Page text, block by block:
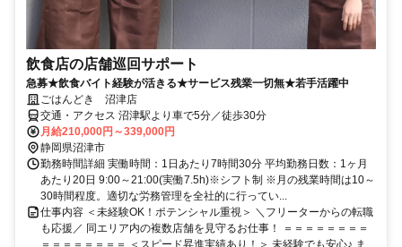
飲食店の店舗巡回サポート
急募★飲食バイト経験が活きる★サービス残業一切無★若手活躍中
ごはんどき 沼津店
交通・アクセス 沼津駅より車で5分／徒歩30分
月給210,000円～339,000円
静岡県沼津市
勤務時間詳細 実働時間：1日あたり7時間30分 平均勤務日数：1ヶ月
あたり20日 9:00～21:00(実働7.5h)※シフト制 ※月の残業時間は10～
30時間程度。適切な労務管理を全社的に行ってい...
仕事内容 ＜未経験OK！ポテンシャル重視＞ ＼フリーターからの転職
も応援／ 同エリア内の複数店舗を見守るお仕事！ ＝＝＝＝＝＝＝＝
＝＝＝＝＝＝＝＝ ＜スピード昇進実績あり！＞ 未経験でも安心♪ ま